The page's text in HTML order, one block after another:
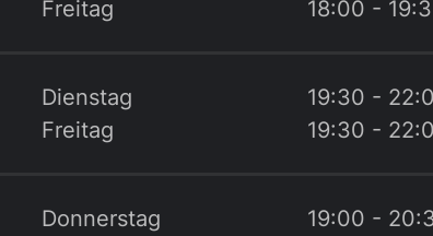
Freitag
18:00 -
Dienstag
19:30 -
Freitag
19:30 -
Donnerstag 19:00 -